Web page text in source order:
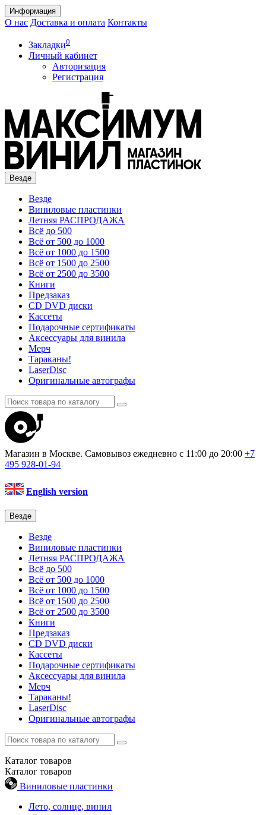
Информация
О нас Доставка и оплата Контакты
Закладки0
Личный кабинет
Авторизация
Регистрация
Везде
Везде
Виниловые пластинки
Летняя РАСПРОДАЖА
Всё до 500
Всё от 500 до 1000
Всё от 1000 до 1500
Всё от 1500 до 2500
Всё от 2500 до 3500
Книги
Предзаказ
CD DVD диски
Кассеты
Подарочные сертификаты
Аксессуары для винила
Мерч
Тараканы!
LaserDisc
Оригинальные автографы
Магазин в Москве. Самовывоз ежедневно с 11:00 до 20:00 +7
495 928-01-94
English version
Везде
Везде
Виниловые пластинки
Летняя РАСПРОДАЖА
Всё до 500
Всё от 500 до 1000
Всё от 1000 до 1500
Всё от 1500 до 2500
Всё от 2500 до 3500
Книги
Предзаказ
CD DVD диски
Кассеты
Подарочные сертификаты
Аксессуары для винила
Мерч
Тараканы!
LaserDisc
Оригинальные автографы
Каталог товаров
Каталог товаров
Виниловые пластинки
Лето, солнце, винил